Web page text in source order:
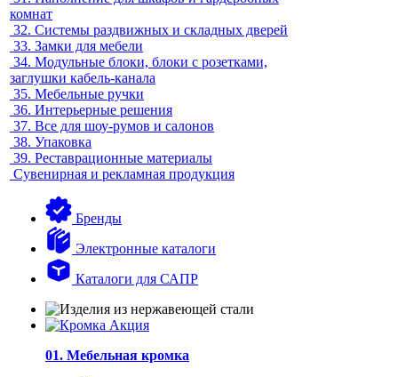
комнат
32. Системы раздвижных и складных дверей
33. Замки для мебели
34. Модульные блоки, блоки с розетками,
заглушки кабель-канала
35. Мебельные ручки
36. Интерьерные решения
37. Все для шоу-румов и салонов
38. Упаковка
39. Реставрационные материалы
Сувенирная и рекламная продукция
Бренды
Электронные каталоги
Каталоги для САПР
01. Мебельная кромка